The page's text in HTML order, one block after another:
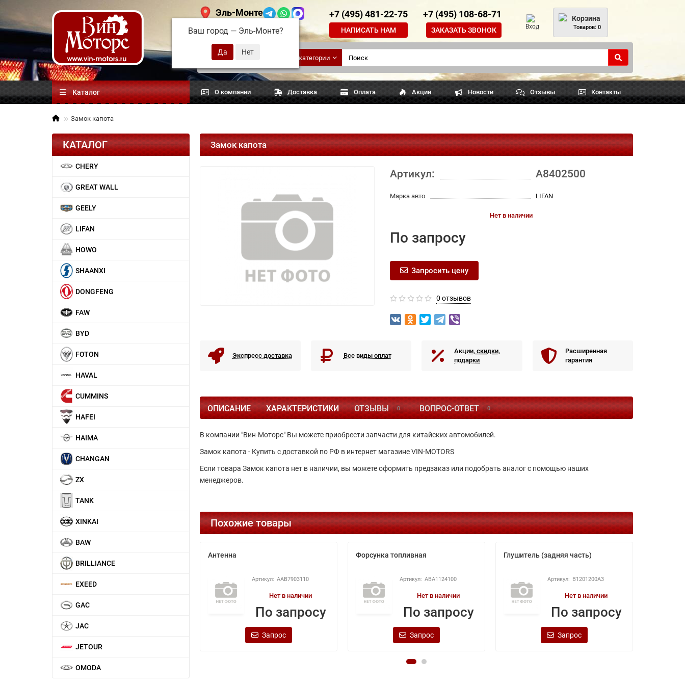
Эль-Монте
Ваш город — Эль-Монте?
+7 (495) 481-22-75
НАПИСАТЬ НАМ
+7 (495) 108-68-71
ЗАКАЗАТЬ ЗВОНОК Вход
Корзина
Товаров: 0
Китайские
автозапчасти
Все категории
Каталог О компании Доставка Оплата Акции Новости Отзывы Контакты
Замок капота
КАТАЛОГ
CHERY
GREAT WALL
GEELY
LIFAN
HOWO
SHAANXI
DONGFENG
FAW
BYD
FOTON
HAVAL
CUMMINS
HAFEI
HAIMA
CHANGAN
ZX
TANK
XINKAI
BAW
BRILLIANCE
EXEED
GAC
JAC
JETOUR
OMODA
Замок капота
Артикул: A8402500
Марка авто LIFAN
Нет в наличии
По запросу
Запросить цену
0 отзывов
Экспресс доставка Все виды оплат
Акции, скидки,
подарки
Расширенная
гарантия
ОПИСАНИЕ ХАРАКТЕРИСТИКИ ОТЗЫВЫ 0 ВОПРОС-ОТВЕТ 0
В компании "Вин-Моторс" Вы можете приобрести запчасти для китайских автомобилей.
Замок капота - Купить с доставкой по РФ в интернет магазине VIN-MOTORS
Если товара Замок капота нет в наличии, вы можете оформить предзаказ или подобрать аналог с помощью наших
менеджеров.
Похожие товары
Антенна
AAB7903110
Нет в наличии
По запросу
Запрос
Форсунка топливная
ABA1124100
Нет в наличии
По запросу
Запрос
Глушитель (задняя часть)
B1201200A3
Нет в наличии
По запросу
Запрос